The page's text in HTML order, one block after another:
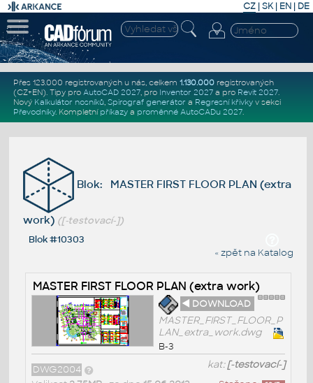
CZ | SK| EN | DE
Přes 123.000 registrovaných u nás, celkem 1.130.000registrovaných
(CZ+EN). Tipy pro AutoCAD 2027, pro Inventor 2027a pro Revit 2027.
Nový Kalkulátor nosníků, Spirograf generátor a Regresní křivkyv sekci
Převodníky. Kompletní příkazya proměnné AutoCADu 2027.
Blok: MASTER FIRST FLOOR PLAN (extra
work) ([-testovací-])
Blok #10303
« zpět na Katalog
MASTER FIRST FLOOR PLAN (extra work)
◄ DOWNLOAD
MASTER_FIRST_FLOOR_P
LAN_extra_work.dwg
B-3
kat:[-testovací-]
DWG2004